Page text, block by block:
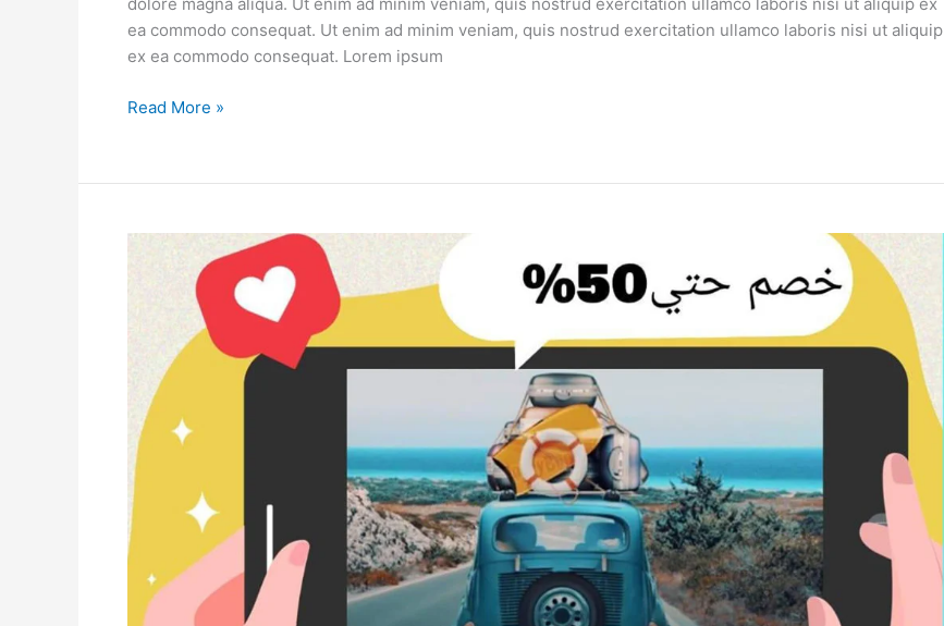
ea commodo consequat. Ut enim ad minim veniam, quis nostrud exercitation ullamco laboris nisi ut aliquip
ex ea commodo consequat. Lorem ipsum
Read More »